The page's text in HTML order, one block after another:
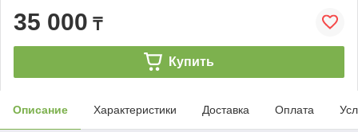
35 000 ₸
Купить
Описание Характеристики Доставка Оплата